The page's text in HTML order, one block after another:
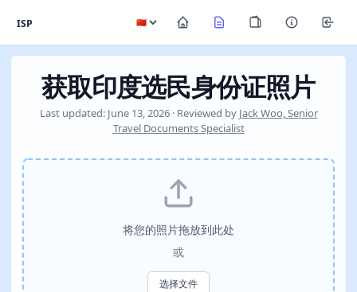
ISP
获取印度选民身份证照片
Last updated: June 13, 2026 · Reviewed by Jack Woo, Senior
Travel Documents Specialist
将您的照片拖放到此处
或
选择文件